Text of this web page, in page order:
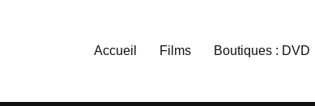
Accueil Films Boutiques : DVD